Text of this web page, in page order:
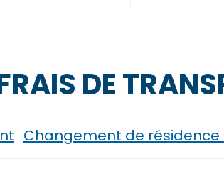
DE
Changement de